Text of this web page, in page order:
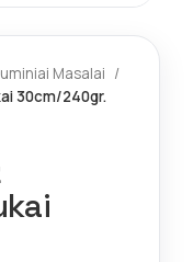
Masalai
30cm/240gr.